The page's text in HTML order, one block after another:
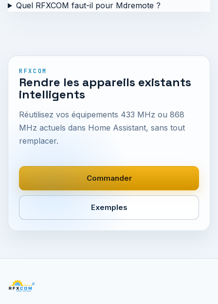
Quel RFXCOM faut-il pour Mdremote ?
RFXCOM
Rendre les appareils existants
intelligents
Réutilisez vos équipements 433 MHz ou 868
MHz actuels dans Home Assistant, sans tout
remplacer.
Commander
Exemples